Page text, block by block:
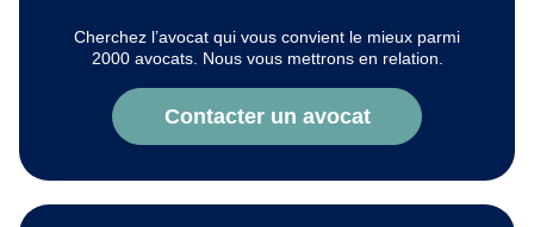
Cherchez l’avocat qui vous convient le mieux parmi
2000 avocats. Nous vous mettrons en relation.
Contacter un avocat